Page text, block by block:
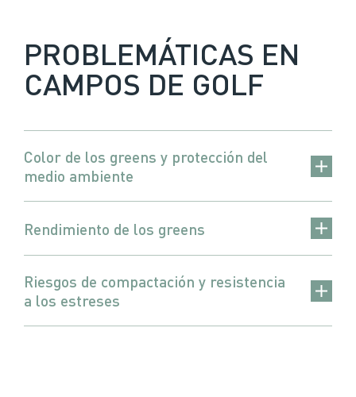
PROBLEMÁTICAS EN
CAMPOS DE GOLF
Color de los greens y protección del
medio ambiente
Rendimiento de los greens
Riesgos de compactación y resistencia
a los estreses